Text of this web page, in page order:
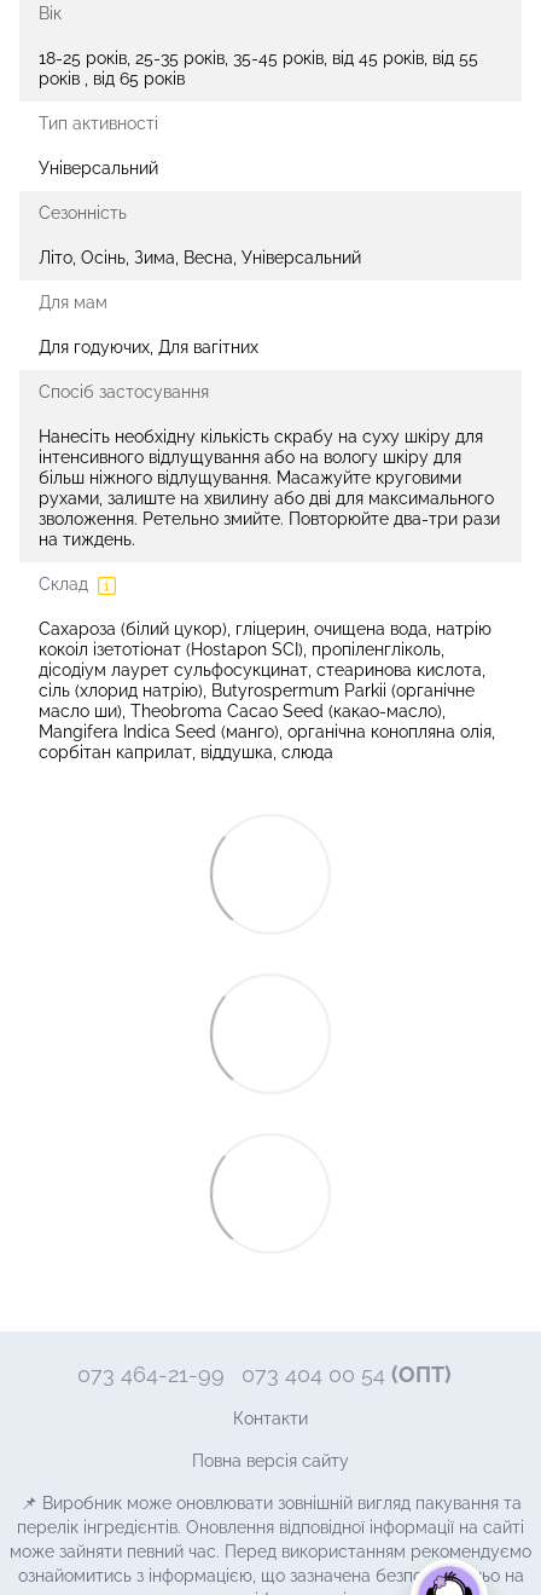
Вік
18-25 років, 25-35 років, 35-45 років, від 45 років, від 55
років , від 65 років
Тип активності
Універсальний
Сезонність
Літо, Осінь, Зима, Весна, Універсальний
Для мам
Для годуючих, Для вагітних
Спосіб застосування
Нанесіть необхідну кількість скрабу на суху шкіру для
інтенсивного відлущування або на вологу шкіру для
більш ніжного відлущування. Масажуйте круговими
рухами, залиште на хвилину або дві для максимального
зволоження. Ретельно змийте. Повторюйте два-три рази
на тиждень.
Склад
Сахароза (білий цукор), гліцерин, очищена вода, натрію
кокоіл ізетотіонат (Hostapon SCI), пропіленгліколь,
дісодіум лаурет сульфосукцинат, стеаринова кислота,
сіль (хлорид натрію), Butyrospermum Parkii (органічне
масло ши), Theobroma Cacao Seed (какао-масло),
Mangifera Indica Seed (манго), органічна конопляна олія,
сорбітан каприлат, віддушка, слюда
073 464-21-99 073 404 00 54 (ОПТ)
Контакти
Повна версія сайту
📌 Виробник може оновлювати зовнішній вигляд пакування та
перелік інгредієнтів. Оновлення відповідної інформації на сайті
може зайняти певний час. Перед використанням рекомендуємо
ознайомитись з інформацією, що зазначена безпосередньо на